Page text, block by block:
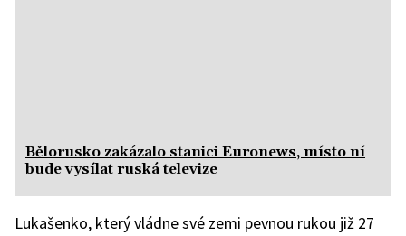
Bělorusko zakázalo stanici Euronews, místo ní
bude vysílat ruská televize
Lukašenko, který vládne své zemi pevnou rukou již 27